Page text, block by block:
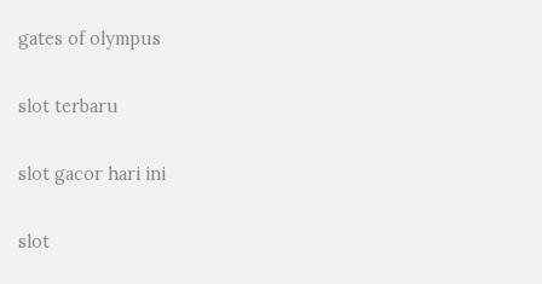
gates of olympus
slot terbaru
slot gacor hari ini
slot